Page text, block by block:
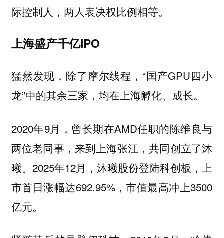
际控制人，两人表决权比例相等。
上海盛产千亿IPO
猛然发现，除了摩尔线程，“国产GPU四小
龙”中的其余三家，均在上海孵化、成长。
2020年9月，曾长期在AMD任职的陈维良与
两位老同事，来到上海张江，共同创立了沐
曦。2025年12月，沐曦股份登陆科创板，上
市首日涨幅达692.95%，市值最高冲上3500
亿元。